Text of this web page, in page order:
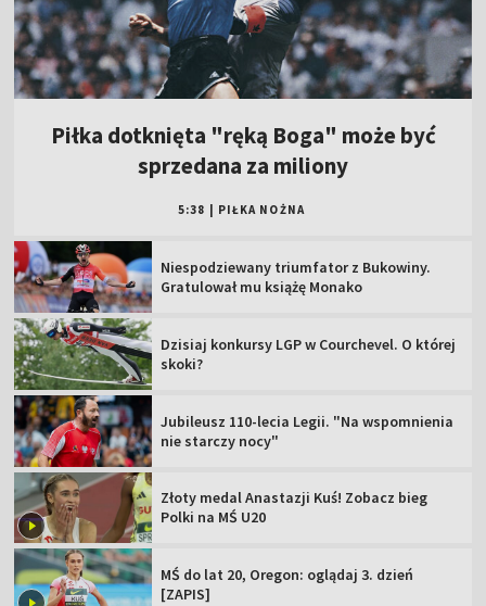
Piłka dotknięta "ręką Boga" może być
sprzedana za miliony
5:38 PIŁKA NOŻNA
Niespodziewany triumfator z Bukowiny.
Gratulował mu książę Monako
Dzisiaj konkursy LGP w Courchevel. O której
skoki?
Jubileusz 110-lecia Legii. "Na wspomnienia
nie starczy nocy"
Złoty medal Anastazji Kuś! Zobacz bieg
Polki na MŚ U20
MŚ do lat 20, Oregon: oglądaj 3. dzień
[ZAPIS]